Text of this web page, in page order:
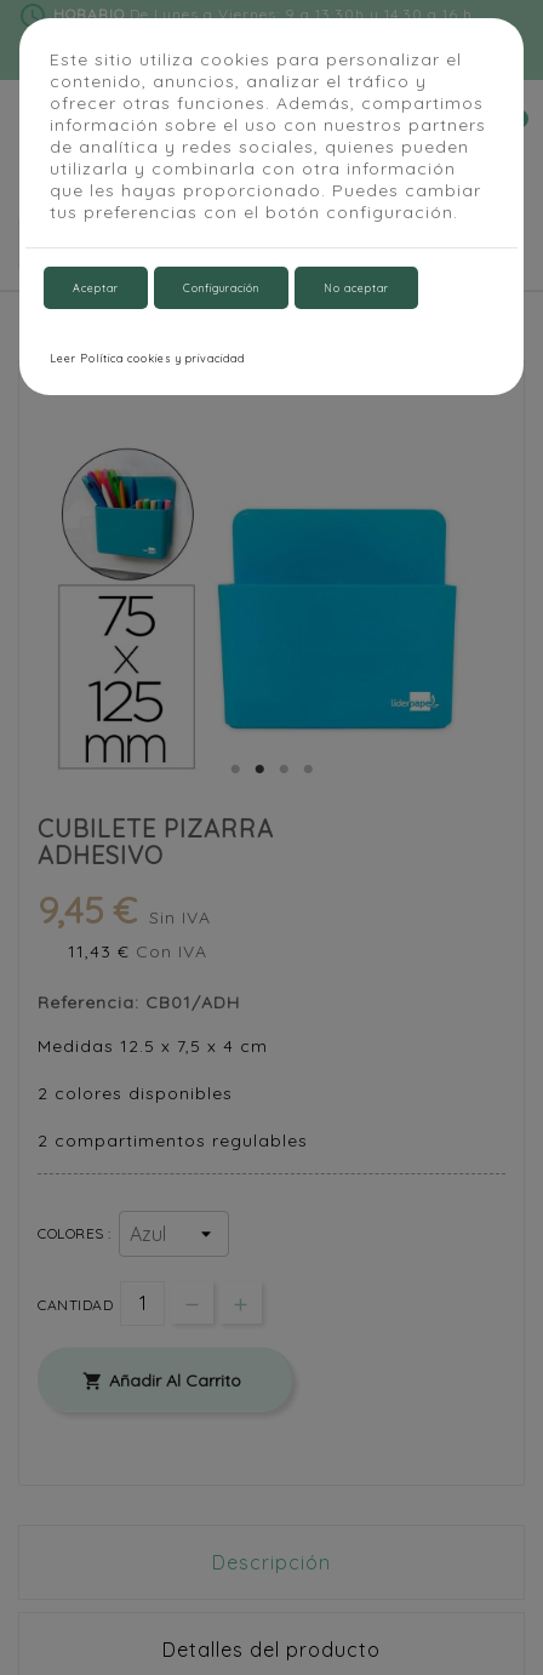
Este sitio utiliza cookies para personalizar el
contenido, anuncios, analizar el tráfico y
ofrecer otras funciones. Además, compartimos
información sobre el uso con nuestros partners
de analítica y redes sociales, quienes pueden
utilizarla y combinarla con otra información
que les hayas proporcionado. Puedes cambiar
tus preferencias con el botón configuración.
Aceptar Configuración No aceptar
Leer Política cookies y privacidad
schedule HORARIODe Lunes a Viernes: 9 a 13:30h y 14:30 a 16 h
phone


CUBILETE PIZARRA
ADHESIVO
9,45 € Sin IVA
11,43 € Con IVA
Referencia: CB01/ADH
Medidas 12.5 x 7,5 x 4 cm
2 colores disponibles
2 compartimentos regulables
COLORES :
CANTIDAD
 Añadir Al Carrito
Descripción
Detalles del producto